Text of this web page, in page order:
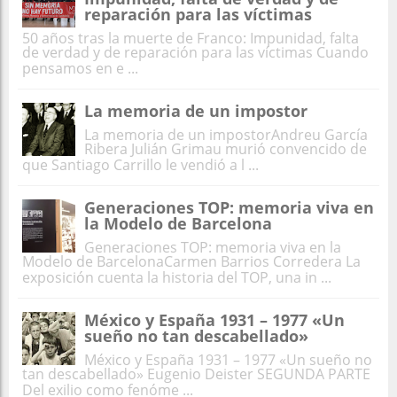
reparación para las víctimas
50 años tras la muerte de Franco: Impunidad, falta
de verdad y de reparación para las víctimas Cuando
pensamos en e ...
La memoria de un impostor
La memoria de un impostorAndreu García
Ribera Julián Grimau murió convencido de
que Santiago Carrillo le vendió a l ...
Generaciones TOP: memoria viva en
la Modelo de Barcelona
Generaciones TOP: memoria viva en la
Modelo de BarcelonaCarmen Barrios Corredera La
exposición cuenta la historia del TOP, una in ...
México y España 1931 – 1977 «Un
sueño no tan descabellado»
México y España 1931 – 1977 «Un sueño no
tan descabellado» Eugenio Deister SEGUNDA PARTE
Del exilio como fenóme ...